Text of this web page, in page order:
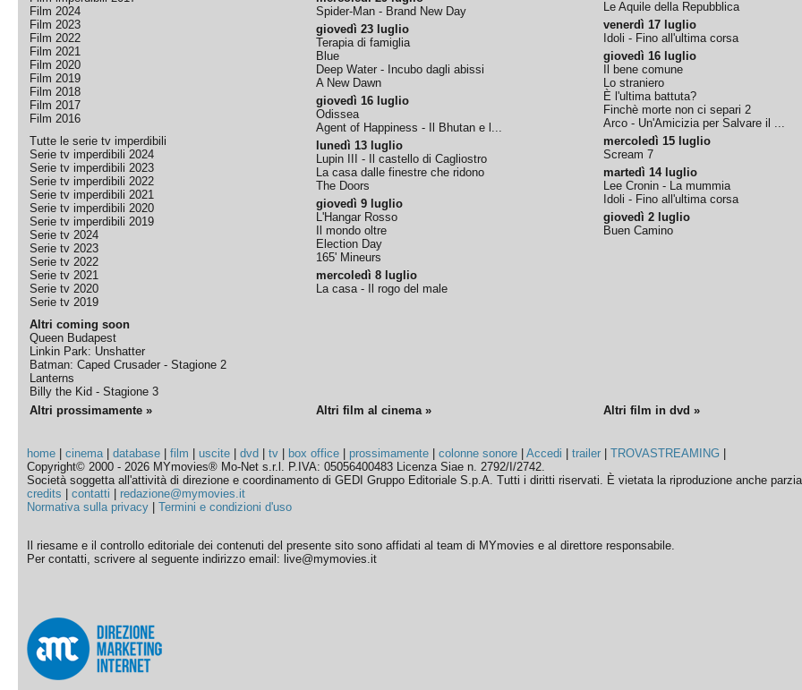
Film 2024
Film 2023
Film 2022
Film 2021
Film 2020
Film 2019
Film 2018
Film 2017
Film 2016
Tutte le serie tv imperdibili
Serie tv imperdibili 2024
Serie tv imperdibili 2023
Serie tv imperdibili 2022
Serie tv imperdibili 2021
Serie tv imperdibili 2020
Serie tv imperdibili 2019
Serie tv 2024
Serie tv 2023
Serie tv 2022
Serie tv 2021
Serie tv 2020
Serie tv 2019
Altri coming soon
Queen Budapest
Linkin Park: Unshatter
Batman: Caped Crusader - Stagione 2
Lanterns
Billy the Kid - Stagione 3
Spider-Man - Brand New Day
giovedì 23 luglio
Terapia di famiglia
Blue
Deep Water - Incubo dagli abissi
A New Dawn
giovedì 16 luglio
Odissea
Agent of Happiness - Il Bhutan e l...
lunedì 13 luglio
Lupin III - Il castello di Cagliostro
La casa dalle finestre che ridono
The Doors
giovedì 9 luglio
L'Hangar Rosso
Il mondo oltre
Election Day
165' Mineurs
mercoledì 8 luglio
La casa - Il rogo del male
Le Aquile della Repubblica
venerdì 17 luglio
Idoli - Fino all'ultima corsa
giovedì 16 luglio
Il bene comune
Lo straniero
È l'ultima battuta?
Finchè morte non ci separi 2
Arco - Un'Amicizia per Salvare il ...
mercoledì 15 luglio
Scream 7
martedì 14 luglio
Lee Cronin - La mummia
Idoli - Fino all'ultima corsa
giovedì 2 luglio
Buen Camino
Altri prossimamente » Altri film al cinema » Altri film in dvd »
home |cinema|database |film |uscite |dvd |tv box office prossimamente |colonne sonore |Accedi |trailer |TROVASTREAMING
Copyright© 2000 - 2026 MYmovies® Mo-Net s.r.l. P.IVA: 05056400483 Licenza Siae n. 2792/I/2742.
Società soggetta all'attività di direzione e coordinamento di GEDI Gruppo Editoriale S.p.A. Tutti i diritti riservati. È vietata la riproduzione anche
credits |contatti
redazione@mymovies.it
Normativa sulla privacy |Termini e condizioni d'uso
Il riesame e il controllo editoriale dei contenuti del presente sito sono affidati al team di MYmovies e al direttore responsabile.
Per contatti, scrivere al seguente indirizzo email: live@mymovies.it